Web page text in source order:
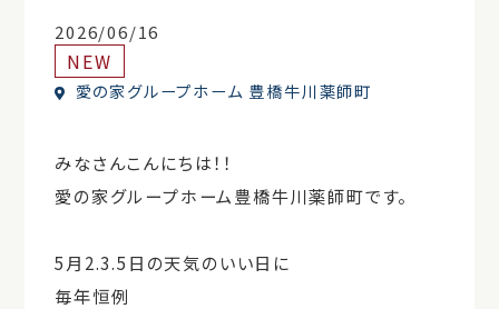
2026/06/16
NEW
愛の家グループホーム 豊橋牛川薬師町
みなさんこんにちは！！
愛の家グループホーム豊橋牛川薬師町です。
5月2.3.5日 の天気のいい日に
毎年恒例